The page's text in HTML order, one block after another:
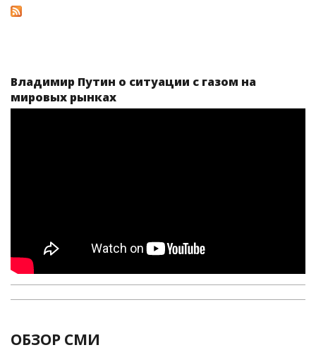
Владимир Путин о ситуации с газом на
мировых рынках
ОБЗОР СМИ